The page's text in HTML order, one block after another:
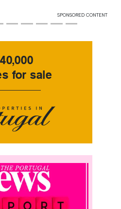
SPONSORED CONTENT
for sale